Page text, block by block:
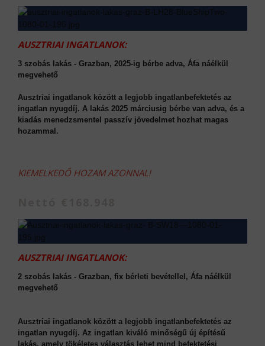
AUSZTRIAI INGATLANOK:
3 szobás lakás - Grazban, 2025-ig bérbe adva, Áfa náélkül
megvehető
Ausztriai ingatlanok között a legjobb ingatlanbefektetés az
ingatlan nyugdíj. A lakás 2025 márciusig bérbe van adva, és a
kiadás menedzsmentel passzív jövedelmet hozhat magas
hozammal.
KIEMELKEDŐ HOZAM AZONNAL!
AUSZTRIAI INGATLANOK:
2 szobás lakás - Grazban, fix bérleti bevétellel, Áfa náélkül
megvehető
Ausztriai ingatlanok között a legjobb ingatlanbefektetés az
ingatlan nyugdíj. Az ingatlan kiváló minőségű új építésű
lakás, amely tökéletes választás lehet mind befektetési